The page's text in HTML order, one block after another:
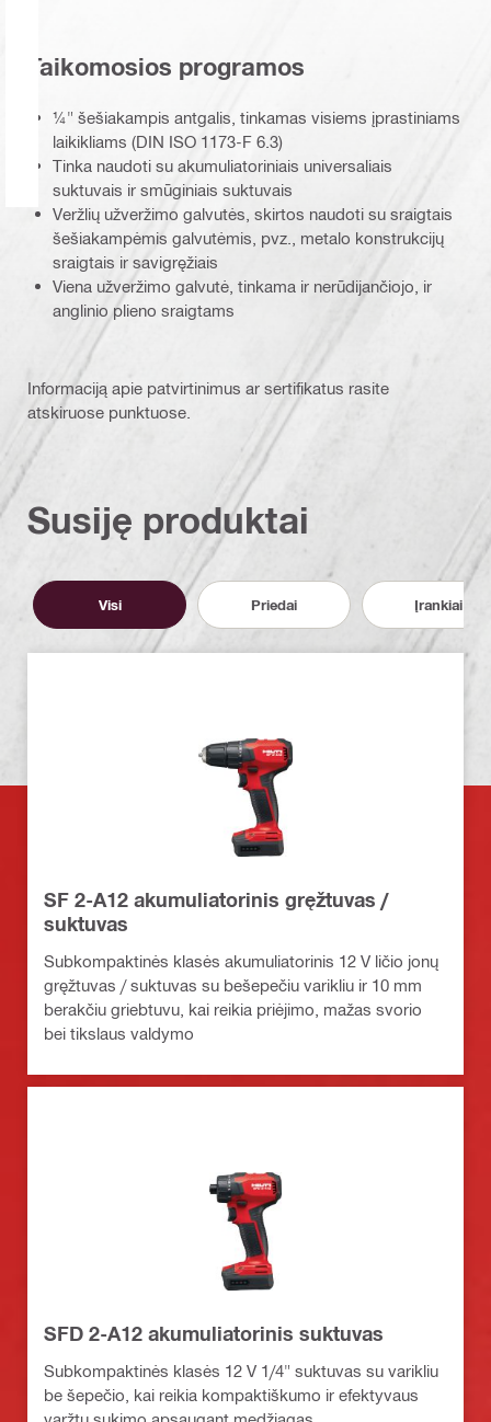
Taikomosios programos
¼" šešiakampis antgalis, tinkamas visiems įprastiniams
laikikliams (DIN ISO 1173-F 6.3)
Tinka naudoti su akumuliatoriniais universaliais
suktuvais ir smūginiais suktuvais
Veržlių užveržimo galvutės, skirtos naudoti su sraigtais
šešiakampėmis galvutėmis, pvz., metalo konstrukcijų
sraigtais ir savigręžiais
Viena užveržimo galvutė, tinkama ir nerūdijančiojo, ir
anglinio plieno sraigtams
Informaciją apie patvirtinimus ar sertifikatus rasite
atskiruose punktuose.
Susiję produktai
Visi Priedai Įrankiai
SF 2-A12 akumuliatorinis gręžtuvas /
suktuvas
Subkompaktinės klasės akumuliatorinis 12 V ličio jonų
gręžtuvas / suktuvas su bešepečiu varikliu ir 10 mm
berakčiu griebtuvu, kai reikia priėjimo, mažas svorio
bei tikslaus valdymo
SFD 2-A12 akumuliatorinis suktuvas
Subkompaktinės klasės 12 V 1/4" suktuvas su varikliu
be šepečio, kai reikia kompaktiškumo ir efektyvaus